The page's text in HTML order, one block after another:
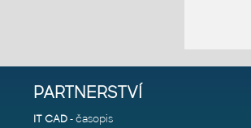
PARTNERSTVÍ
IT CAD- časopis